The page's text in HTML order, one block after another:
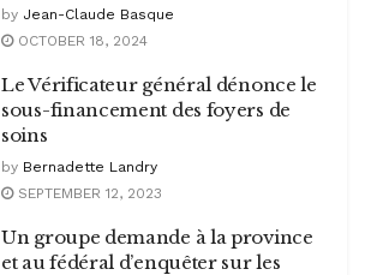
by Jean-Claude Basque
OCTOBER 18, 2024
Le Vérificateur général dénonce le
sous-financement des foyers de
soins
by Bernadette Landry
SEPTEMBER 12, 2023
Un groupe demande à la province
et au fédéral d’enquêter sur les